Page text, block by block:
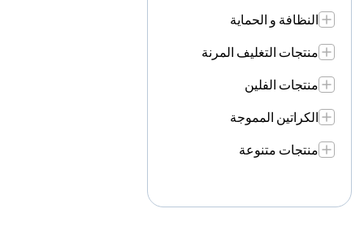
النظافة و الحماية
منتجات التغليف المرنة
منتجات الفلين
الكراتين المموجة
منتجات متنوعة